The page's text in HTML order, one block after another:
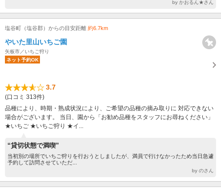
by かおるん★さん
塩谷町（塩谷郡）からの目安距離 約6.7km
やいた里山いちご園
矢板市／いちご狩り
ネット予約OK
3.7
(口コミ 313件)
品種により、時期・熟成状況により、ご希望の品種の摘み取りに 対応できない
場合がございます。 当日、園から「お勧め品種をスタッフにお尋ねください」
★いちご ★いちご狩り ★イ...
“貸切状態で満喫”
当初別の場所でいちご狩りを行おうとしましたが、満員で行けなかったため当日急遽
予約して訪問させていただ...
by のさん